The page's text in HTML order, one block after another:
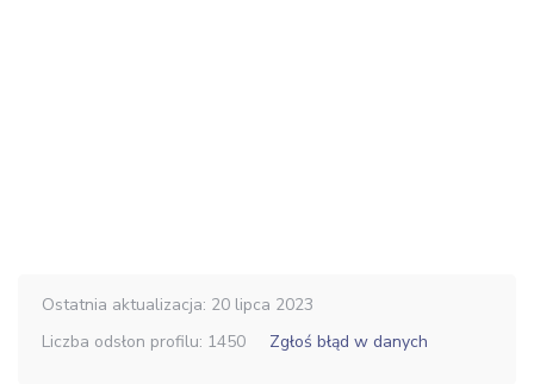
Ostatnia aktualizacja: 20 lipca 2023
Liczba odsłon profilu: 1450
Zgłoś błąd w danych